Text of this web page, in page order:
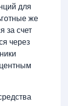
для
же
за счет
через